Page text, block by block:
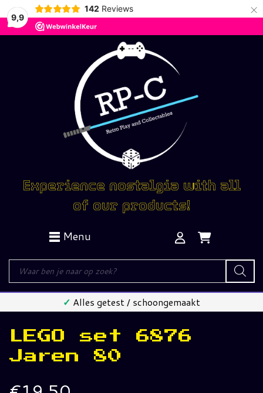
9,9
142 Reviews ×
Experience nostalgia with all
of our products!
Menu
Producten
zoeken
✓ Alles getest / schoongemaakt
LEGO set 6876
Jaren 80